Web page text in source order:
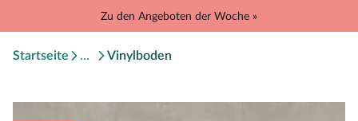
Zu den Angeboten der Woche »
Startseite Vinylboden